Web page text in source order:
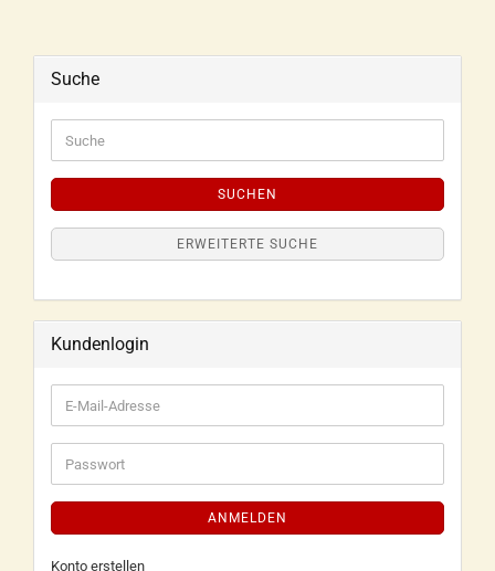
Suche
SUCHEN
ERWEITERTE SUCHE
Kundenlogin
ANMELDEN
Konto erstellen